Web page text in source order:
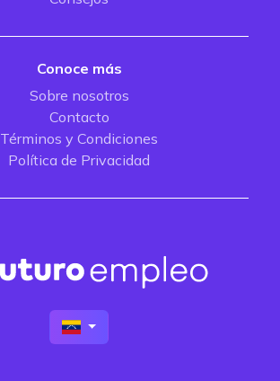
Conoce más
Sobre nosotros
Contacto
Términos y Condiciones
Política de Privacidad